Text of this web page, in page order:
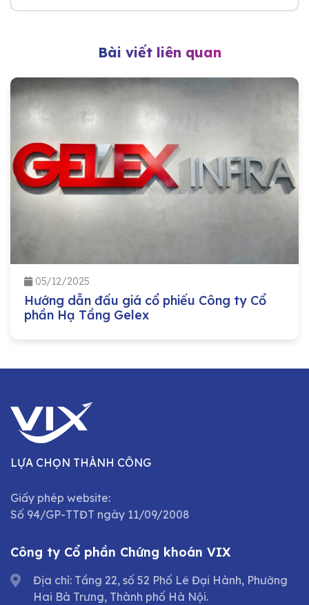
Bài viết liên quan
05/12/2025
Hướng dẫn đấu giá cổ phiếu Công ty Cổ
phần Hạ Tầng Gelex
LỰA CHỌN THÀNH CÔNG
Giấy phép website:
Số 94/GP-TTĐT ngày 11/09/2008
Công ty Cổ phần Chứng khoán VIX
Địa chỉ: Tầng 22, số 52 Phố Lê Đại Hành, Phường
Hai Bà Trưng, Thành phố Hà Nội.